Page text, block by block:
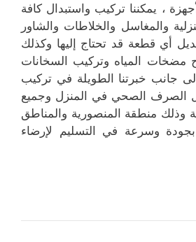
، يمكننا تركيب واستبدال كافة
والمغاسل والخلاطات والشاور
أي قطعة قد تحتاج إليها وكذلك
مضخات المياه وتركيب السخانات
إلى جانب خبرتنا الطويلة في تركيب
الصرف الصحي في المنزل وجميع
وذلك منطقة المنصورية والمناطق
بجودة وسرعة في التسليم لإرضاء